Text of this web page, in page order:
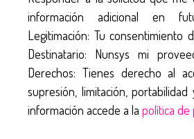
información adicional en
Legitimación: Tu consentimiento
Destinatario: Nunsys mi
Derechos: Tienes derecho al
supresión, limitación,
información accede a la política de